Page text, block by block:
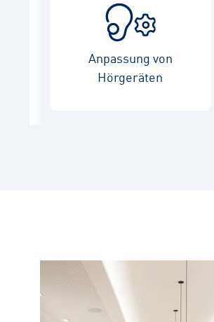
Anpassung von
Hörgeräten